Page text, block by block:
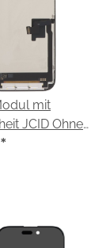
mit
JCID Ohne
Soft OLED
*